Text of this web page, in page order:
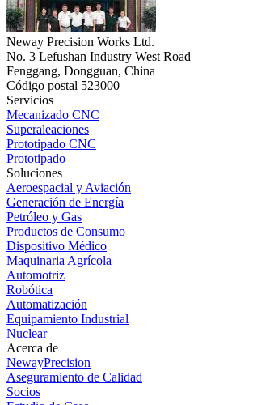
Neway Precision Works Ltd.
No. 3 Lefushan Industry West Road
Fenggang, Dongguan, China
Código postal 523000
Servicios
Mecanizado CNC
Superaleaciones
Prototipado CNC
Prototipado
Soluciones
Aeroespacial y Aviación
Generación de Energía
Petróleo y Gas
Productos de Consumo
Dispositivo Médico
Maquinaria Agrícola
Automotriz
Robótica
Automatización
Equipamiento Industrial
Nuclear
Acerca de
NewayPrecision
Aseguramiento de Calidad
Socios